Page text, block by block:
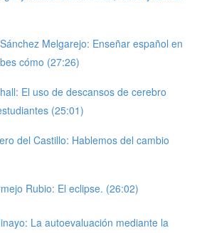
Melgarejo: Enseñar español en
cómo (27:26)
El uso de descansos de cerebro
(25:01)
del Castillo: Hablemos del cambio
Rubio: El eclipse. (26:02)
La autoevaluación mediante la